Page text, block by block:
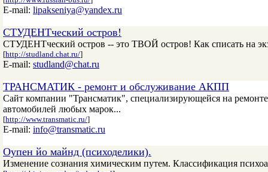
E-mail: lipakseniya@yandex.ru
СТУДЕНТческий остров!
СТУДЕНТческий остров -- это ТВОЙ остров! Как списать на
[http://studland.chat.ru/]
E-mail: studland@chat.ru
ТРАНСМАТИК - ремонт и обслуживание АКПП
Сайт компании "Трансматик", специализирующейся на
автомобилей любых марок...
[http://www.transmatic.ru/]
E-mail: info@transmatic.ru
Оупен йо майнд (психоделики).
Изменение сознания химическим путем. Классификация